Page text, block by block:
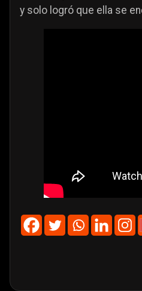
y solo logró que ella se